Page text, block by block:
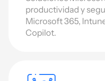
productividad y
Microsoft 365,
Copilot.